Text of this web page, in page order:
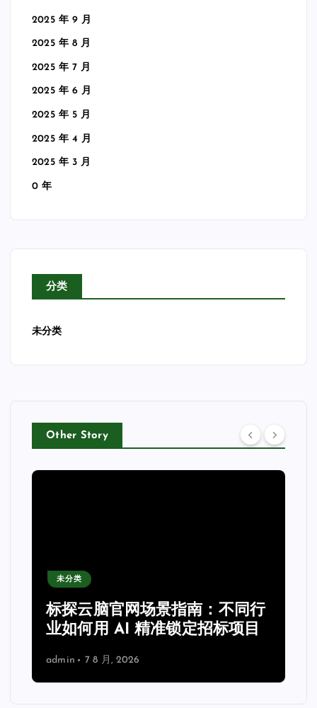
2025 年 9 月
2025 年 8 月
2025 年 7 月
2025 年 6 月
2025 年 5 月
2025 年 4 月
2025 年 3 月
0 年
分类
未分类
Other Story
未分类
标探云脑官网场景指南：不同行
业如何用 AI 精准锁定招标项目
admin 7 8 月, 2026